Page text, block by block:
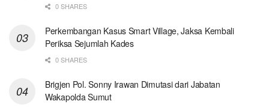
0 SHARES
Perkembangan Kasus Smart Village, Jaksa Kembali
Periksa Sejumlah Kades
0 SHARES
Brigjen Pol. Sonny Irawan Dimutasi dari Jabatan
Wakapolda Sumut